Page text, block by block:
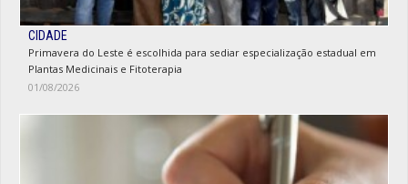
CIDADE
Primavera do Leste é escolhida para sediar especialização estadual em
Plantas Medicinais e Fitoterapia
01/08/2026